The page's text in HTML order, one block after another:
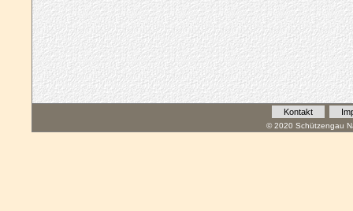
Kontakt
© 2020 Schützengau